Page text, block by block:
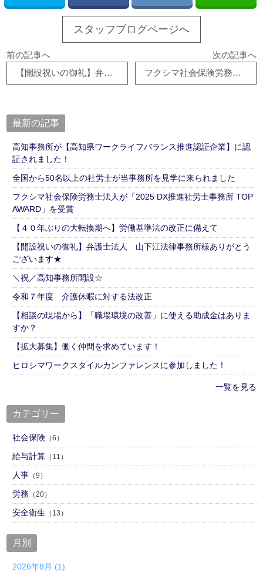
スタッフブログページへ
前の記事へ
【開設祝いの御礼】弁護士法人 山下江法律事務所様ありがとうございます★
次の記事へ
フクシマ社会保険労務士法人が「2025 DX推進社労士事務所 TOP AWARD」を受賞
最新の記事
高知事務所が【高知県ワークライフバランス推進認証企業】に認
証されました！
全国から50名以上の社労士が当事務所を見学に来られました
フクシマ社会保険労務士法人が「2025 DX推進社労士事務所 TOP
AWARD」を受賞
【４０年ぶりの大転換期へ】労働基準法の改正に備えて
【開設祝いの御礼】弁護士法人 山下江法律事務所様ありがとう
ございます★
＼祝／高知事務所開設☆
令和７年度 介護休暇に対する法改正
【相談の現場から】「職場環境の改善」に使える助成金はありま
すか？
【拡大募集】働く仲間を求めています！
ヒロシマワークスタイルカンファレンスに参加しました！
一覧を見る
カテゴリー
社会保険 （6）
給与計算 （11）
人事 （9）
労務 （20）
安全衛生 （13）
月別
2026年8月 (1)